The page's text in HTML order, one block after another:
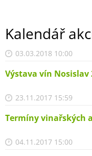
Kalendář
03.03.2018 10:00
Výstava vín Nosislav
23.11.2017 15:59
Termíny vinařských
04.11.2017 15:00